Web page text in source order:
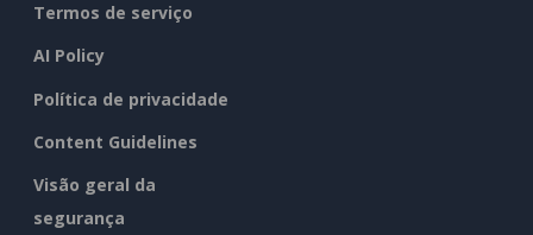
Termos de serviço
AI Policy
Política de privacidade
Content Guidelines
Visão geral da
segurança